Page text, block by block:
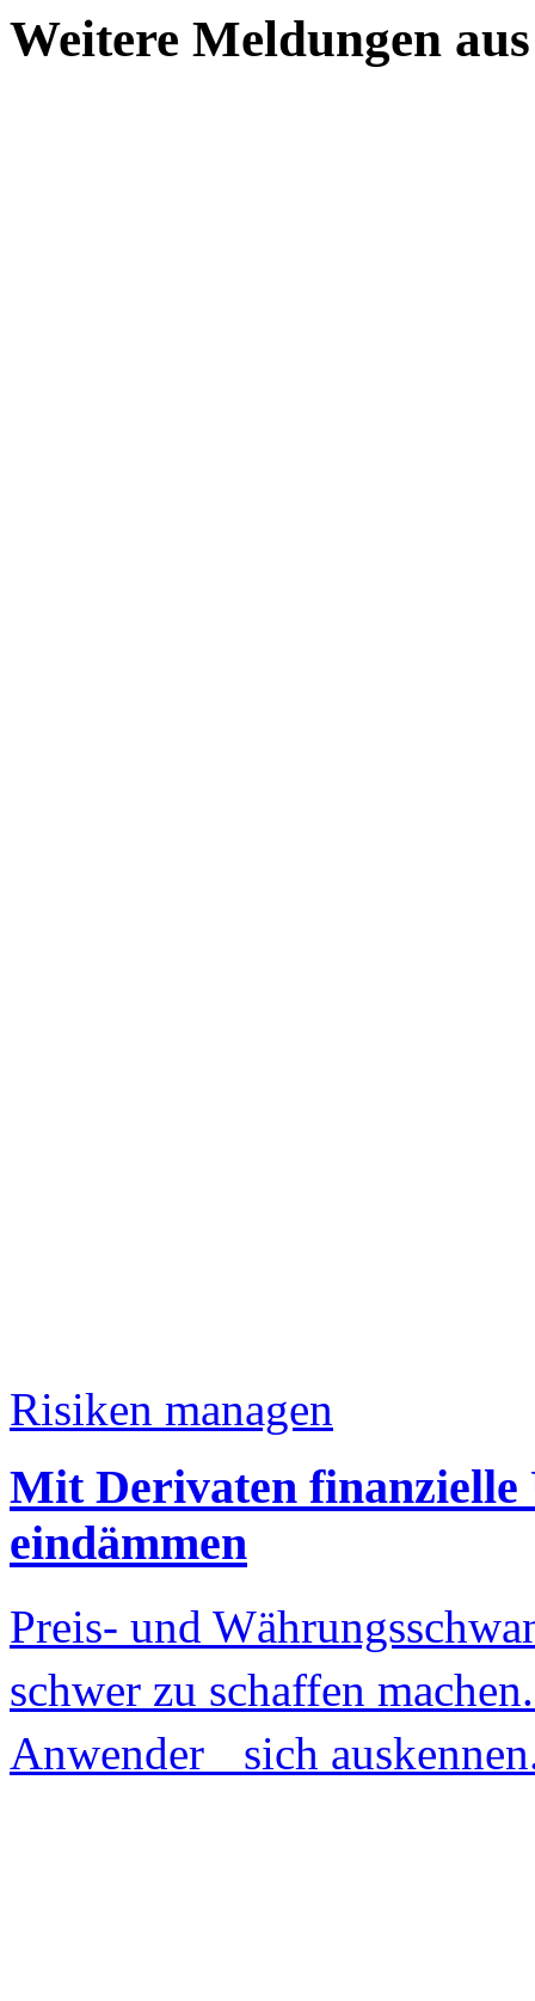
Weitere Meldungen
Risiken managen
Mit Derivaten finanzielle
eindämmen
Preis- und
schwer zu schaffen
Anwender sich